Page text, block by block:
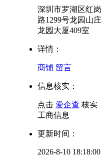
深圳市罗湖区红岗
路1299号龙园山庄
龙园大厦409室
详情：
商铺 留言
信息核实：
点击 爱企查 核实
工商信息
更新时间：
2026-8-10 18:18:00